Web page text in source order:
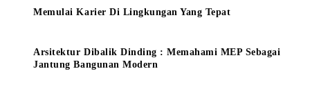
Memulai Karier Di Lingkungan Yang Tepat
Arsitektur Dibalik Dinding : Memahami MEP Sebagai
Jantung Bangunan Modern